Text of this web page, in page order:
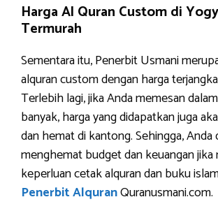
Harga Al Quran Custom di
Termurah
Sementara itu, Penerbit Usmani
alquran custom dengan harga
Terlebih lagi, jika Anda memesan
banyak, harga yang didapatkan juga
dan hemat di kantong. Sehingga, Anda
menghemat budget dan keuangan
keperluan cetak alquran dan buku
Penerbit AlquranQuranusmani.com.